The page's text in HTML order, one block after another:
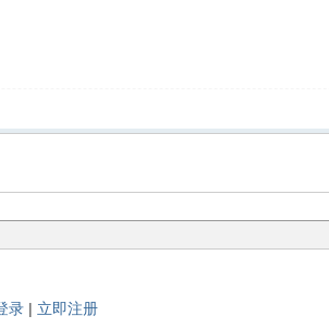
录 | 立即注册